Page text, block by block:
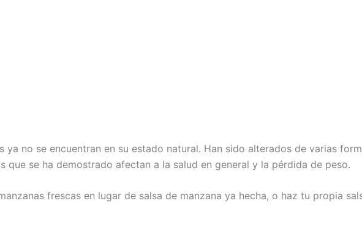
ya no se encuentran en su estado natural. Han sido alterados de varias
que se ha demostrado afectan a la salud en general y la pérdida de peso.
frescas en lugar de salsa de manzana ya hecha, o haz tu propia